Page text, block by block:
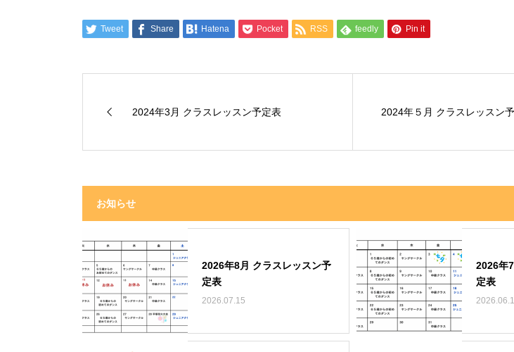
Tweet Share Hatena Pocket RSS feedly Pin it
2024年3月 クラスレッスン予定表 2024年５月 クラスレッスン
お知らせ
2026年8月 クラスレッスン予
定表
2026.07.15
2026年
定表